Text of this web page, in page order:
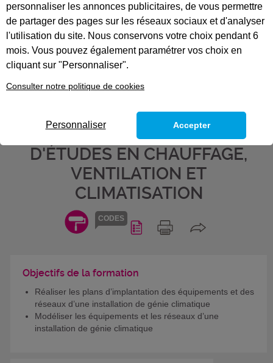
CODES
REPRÉSENTER LES
ÉQUIPEMENTS ET LES
RÉSEAUX D’UNE
CLIMATIQUE - BLOC DE
COMPÉTENCES DU TITRE
PROFESSIONNEL TECHNICIEN
D'ÉTUDES EN CHAUFFAGE,
VENTILATION ET
CLIMATISATION
Objectifs de la formation
Réaliser les plans d’implantation des équipements et des
réseaux d’une installation de génie climatique
Modéliser les équipements et les réseaux d’une
installation de génie climatique
personnaliser les annonces publicitaires, de vous permettre
de partager des pages sur les réseaux sociaux et d'analyser
l'utilisation du site. Nous conservons votre choix pendant 6
mois. Vous pouvez également paramétrer vos choix en
cliquant sur "Personnaliser".
Consulter notre politique de cookies
Personnaliser Accepter